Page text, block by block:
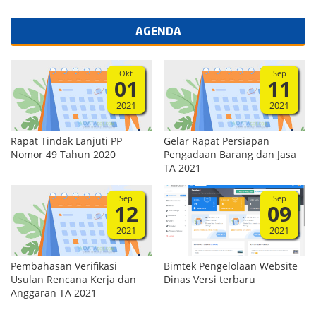
AGENDA
Okt
01
2021
Rapat Tindak Lanjuti PP
Nomor 49 Tahun 2020
Sep
11
2021
Gelar Rapat Persiapan
Pengadaan Barang dan Jasa
TA 2021
Sep
12
2021
Pembahasan Verifikasi
Usulan Rencana Kerja dan
Anggaran TA 2021
Sep
09
2021
Bimtek Pengelolaan Website
Dinas Versi terbaru